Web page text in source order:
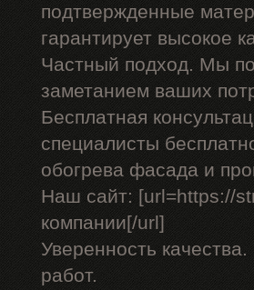
подтвержденные
гарантирует высокое
Частный подход. Мы
заметанием ваших
Бесплатная
специалисты
обогрева фасада и
Наш сайт: [url=https://
компании[/url]
Уверенность
работ.